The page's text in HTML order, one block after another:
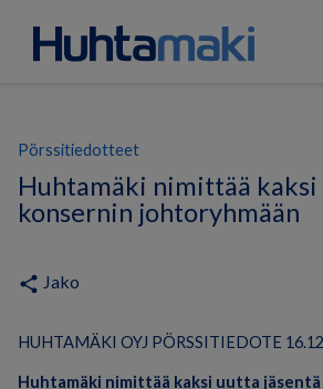
Pörssitiedotteet
Huhtamäki nimittää kaksi
konsernin johtoryhmään
share Jako
HUHTAMÄKI OYJ PÖRSSITIEDOTE
Huhtamäki nimittää kaksi uutta